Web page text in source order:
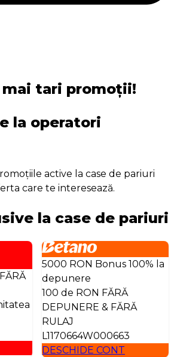
mai tari promoții!
la operatori
active la case de pariuri
care te interesează.
la case de pariuri
5000 RON Bonus 100% la
depunere
100 de RON FĂRĂ
DEPUNERE & FĂRĂ
RULAJ
L1170664W000663
DESCHIDE CONT